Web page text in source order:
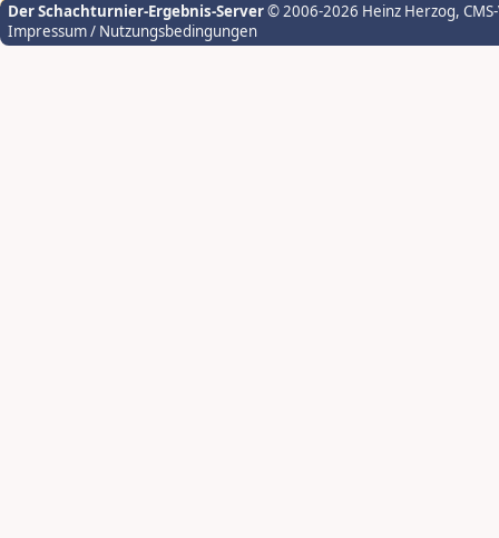
Der Schachturnier-Ergebnis-Server© 2006-2026 Heinz Herzog,
Impressum / Nutzungsbedingungen